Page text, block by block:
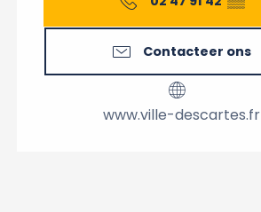
Contacteer ons
www.ville-descartes.fr